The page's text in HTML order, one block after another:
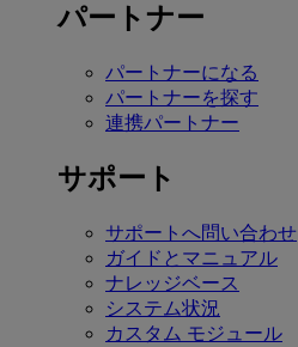
パートナー
パートナーになる
パートナーを探す
連携パートナー
サポート
サポートへ問い合わせ
ガイドとマニュアル
ナレッジベース
システム状況
カスタム モジュール